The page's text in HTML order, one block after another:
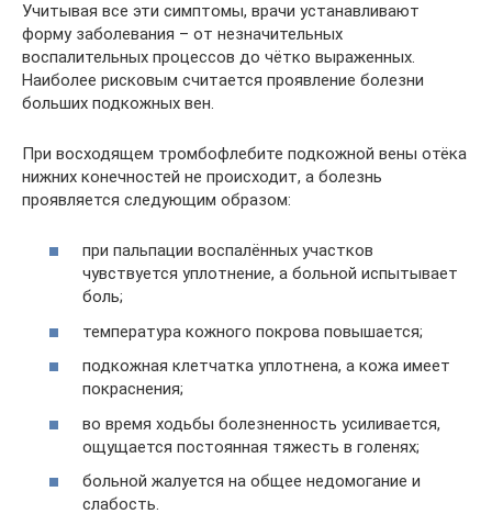
Учитывая все эти симптомы, врачи устанавливают
форму заболевания – от незначительных
воспалительных процессов до чётко выраженных.
Наиболее рисковым считается проявление болезни
больших подкожных вен.
При восходящем тромбофлебите подкожной вены отёка
нижних конечностей не происходит, а болезнь
проявляется следующим образом:
при пальпации воспалённых участков
чувствуется уплотнение, а больной испытывает
боль;
температура кожного покрова повышается;
подкожная клетчатка уплотнена, а кожа имеет
покраснения;
во время ходьбы болезненность усиливается,
ощущается постоянная тяжесть в голенях;
больной жалуется на общее недомогание и
слабость.